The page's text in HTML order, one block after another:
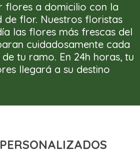
flores a domicilio con la
de flor. Nuestros floristas
las flores más frescas del
cuidadosamente cada
tu ramo. En 24h horas, tu
llegará a su destino